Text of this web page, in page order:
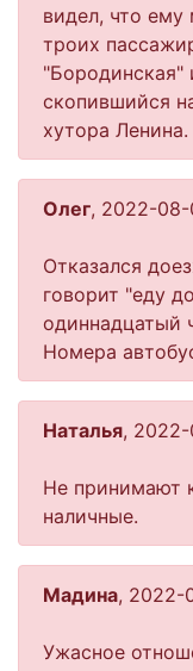
видел, что
троих
"Бородинская"
скопившийся
хутора
Олег, 2022-
Отказался
говорит "еду
одиннадцатый
Номера
Наталья,
Не принимают
наличные.
Мадина, 2022-
Ужасное